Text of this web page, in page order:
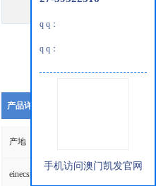
产品详细说明
产地
einecs编号
q q：
q q：
手机访问澳门凯发官网